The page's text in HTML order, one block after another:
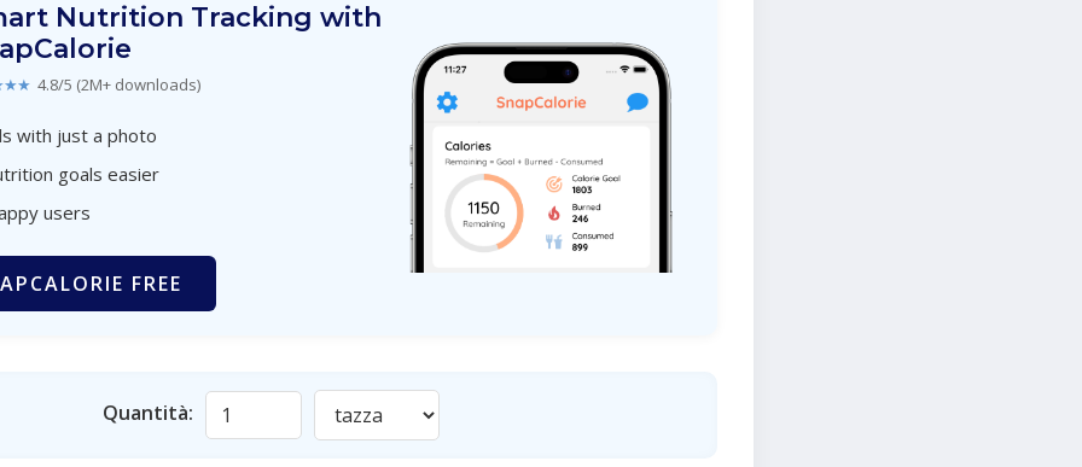
Nutrition Tracking with
4.8/5 (2M+ downloads)
with just a photo
goals easier
users
FREE
Quantità: